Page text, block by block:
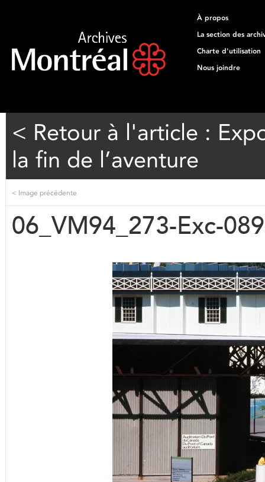
À propos
La section des
Charte d'utilisation
Nous joindre
< Retour à l'article :
la fin de l’aventure
< Image précédente
06_VM94_273-Exc-